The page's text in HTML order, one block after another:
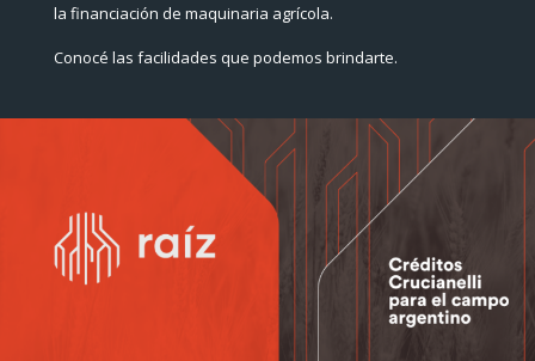
la financiación de maquinaria agrícola.
Conocé las facilidades que podemos brindarte.